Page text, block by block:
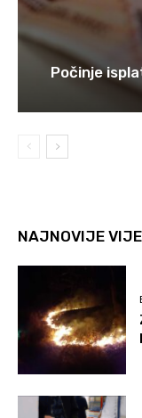
Počinje
NAJNOVIJE